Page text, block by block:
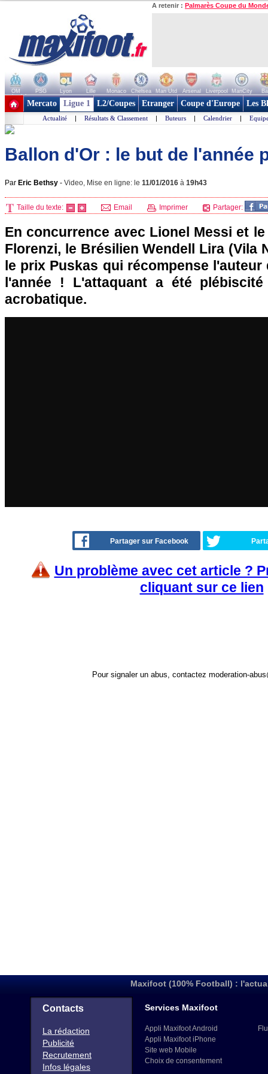
A retenir : Palmarès Coupe du
OM PSG Lyon Lille Monaco Chelsea Man Utd Arsenal Liverpool ManCity
+ de clubs
Mercato Ligue 1 L2/Coupes Etranger Coupe d'Europe Les
Actualité | Résultats & Classement | Buteurs | Calendrier |
Ballon d'Or : le but de l'année
Par Eric Bethsy - Video, Mise en ligne: le 11/01/2016 à 19h43
Taille du texte: Email Imprimer Partager:
En concurrence avec Lionel Messi et
Florenzi, le Brésilien Wendell Lira (Vila
le prix Puskas qui récompense
l'année ! L'attaquant a été
acrobatique.
Partager sur Facebook
Un problème avec cet article ?
cliquant sur ce lien
Pour signaler un abus, contactez moderation-
Maxifoot (100% Football) :
Contacts
La rédaction
Publicité
Recrutement
Infos légales
Services Maxifoot
Appli Maxifoot Android
Appli Maxifoot iPhone
Site web Mobile
Choix de consentement